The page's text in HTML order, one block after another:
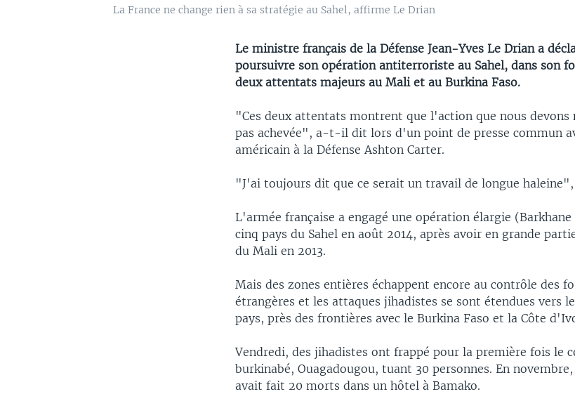
La France ne change rien à sa stratégie au Sahel, affirme Le Drian
Le ministre français de la Défense Jean-Yves Le Drian a
poursuivre son opération antiterroriste au Sahel, dans son
deux attentats majeurs au Mali et au Burkina Faso.
"Ces deux attentats montrent que l'action que nous devons
pas achevée", a-t-il dit lors d'un point de presse commun
américain à la Défense Ashton Carter.
"J'ai toujours dit que ce serait un travail de longue
L'armée française a engagé une opération élargie
cinq pays du Sahel en août 2014, après avoir en grande
du Mali en 2013.
Mais des zones entières échappent encore au contrôle des
étrangères et les attaques jihadistes se sont étendues vers
pays, près des frontières avec le Burkina Faso et la Côte
Vendredi, des jihadistes ont frappé pour la première fois le
burkinabé, Ouagadougou, tuant 30 personnes. En
avait fait 20 morts dans un hôtel à Bamako.